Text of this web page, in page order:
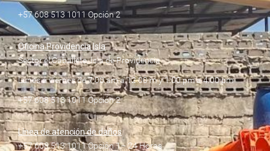
+57 608 513 1011 Opción 2
Oficina Providencia Isla
Sector el Caballete, Isla de Providencia
Lunes a viernes de 7:00 am a 12:00 m y 1:00 pm a 4:00 pm
+57 608 513 1011 Opción 2
Línea de atención de daños
+57 608 513 1011 Opción 1– 24 Horas